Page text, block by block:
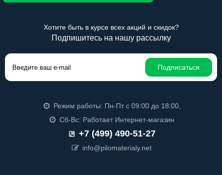
Хотите быть в курсе всех акций и скидок?
Подпишитесь на нашу рассылку
Подписаться
Режим работы: Пн-Пт с 09:00 до 18:00,
Сб-Вс: Работает Интернет-магазин
+7 (499) 490-51-27
info@pilomaterialy.net